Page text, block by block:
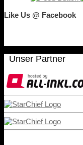
Like Us @ Facebook
Unser Partner